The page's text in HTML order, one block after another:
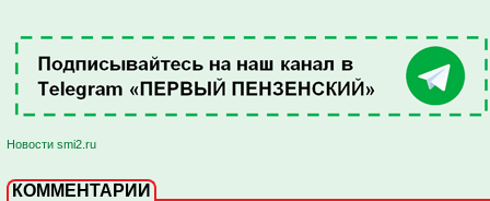
Новости smi2.ru
КОММЕНТАРИИ